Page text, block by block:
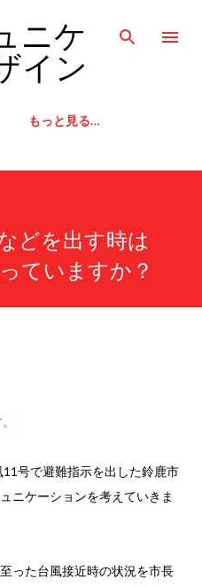
コンテンツに移動
ニケ
イン
もっと見る…
どを出す時は
ていますか？
号で避難指示を出した鈴鹿市
ニケーションを考えていきま
った台風接近時の状況を市長